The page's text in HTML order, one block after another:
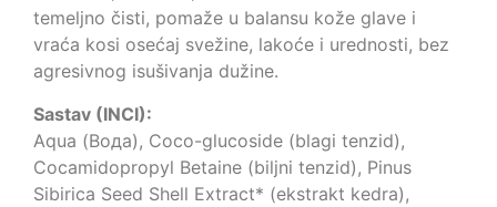
temeljno čisti, pomaže u balansu kože glave i
vraća kosi osećaj svežine, lakoće i urednosti, bez
agresivnog isušivanja dužine.
Sastav (INCI):
Aqua (Вода), Coco-glucoside (blagi tenzid),
Cocamidopropyl Betaine (biljni tenzid), Pinus
Sibirica Seed Shell Extract* (ekstrakt kedra),